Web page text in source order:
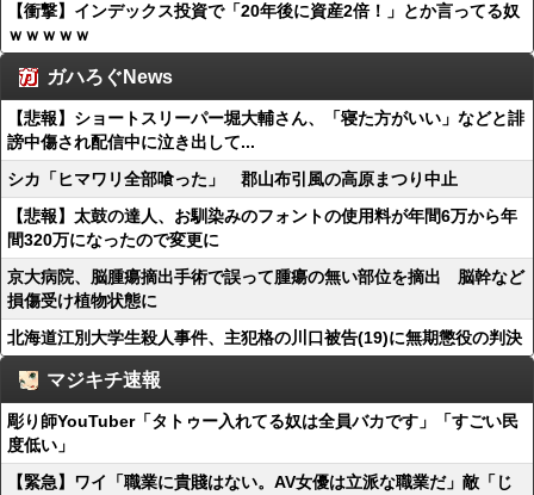
【衝撃】インデックス投資で「20年後に資産2倍！」とか言ってる奴
ｗｗｗｗｗ
ガハろぐNews
【悲報】ショートスリーパー堀大輔さん、「寝た方がいい」などと誹
謗中傷され配信中に泣き出して...
シカ「ヒマワリ全部喰った」 郡山布引風の高原まつり中止
【悲報】太鼓の達人、お馴染みのフォントの使用料が年間6万から年
間320万になったので変更に
京大病院、脳腫瘍摘出手術で誤って腫瘍の無い部位を摘出 脳幹など
損傷受け植物状態に
北海道江別大学生殺人事件、主犯格の川口被告(19)に無期懲役の判決
マジキチ速報
彫り師YouTuber「タトゥー入れてる奴は全員バカです」「すごい民
度低い」
【緊急】ワイ「職業に貴賤はない。AV女優は立派な職業だ」敵「じ